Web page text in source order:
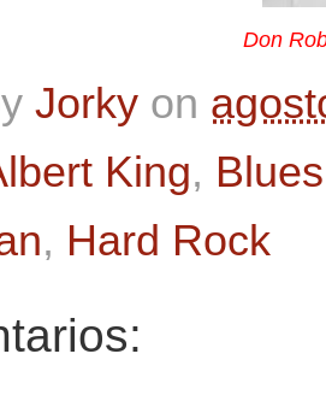
Don
Jorky on
King,
, Hard Rock